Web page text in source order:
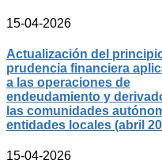
15-04-2026
Actualización del
prudencia financiera
a las operaciones de
endeudamiento y
las comunidades
entidades locales (abril
15-04-2026